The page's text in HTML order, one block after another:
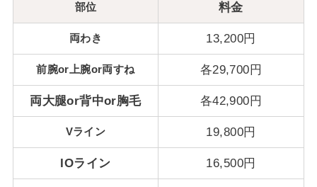
部位 料金
両わき 13,200円
前腕or上腕or両すね 各29,700円
両大腿or背中or胸毛 各42,900円
Vライン 19,800円
IOライン 16,500円